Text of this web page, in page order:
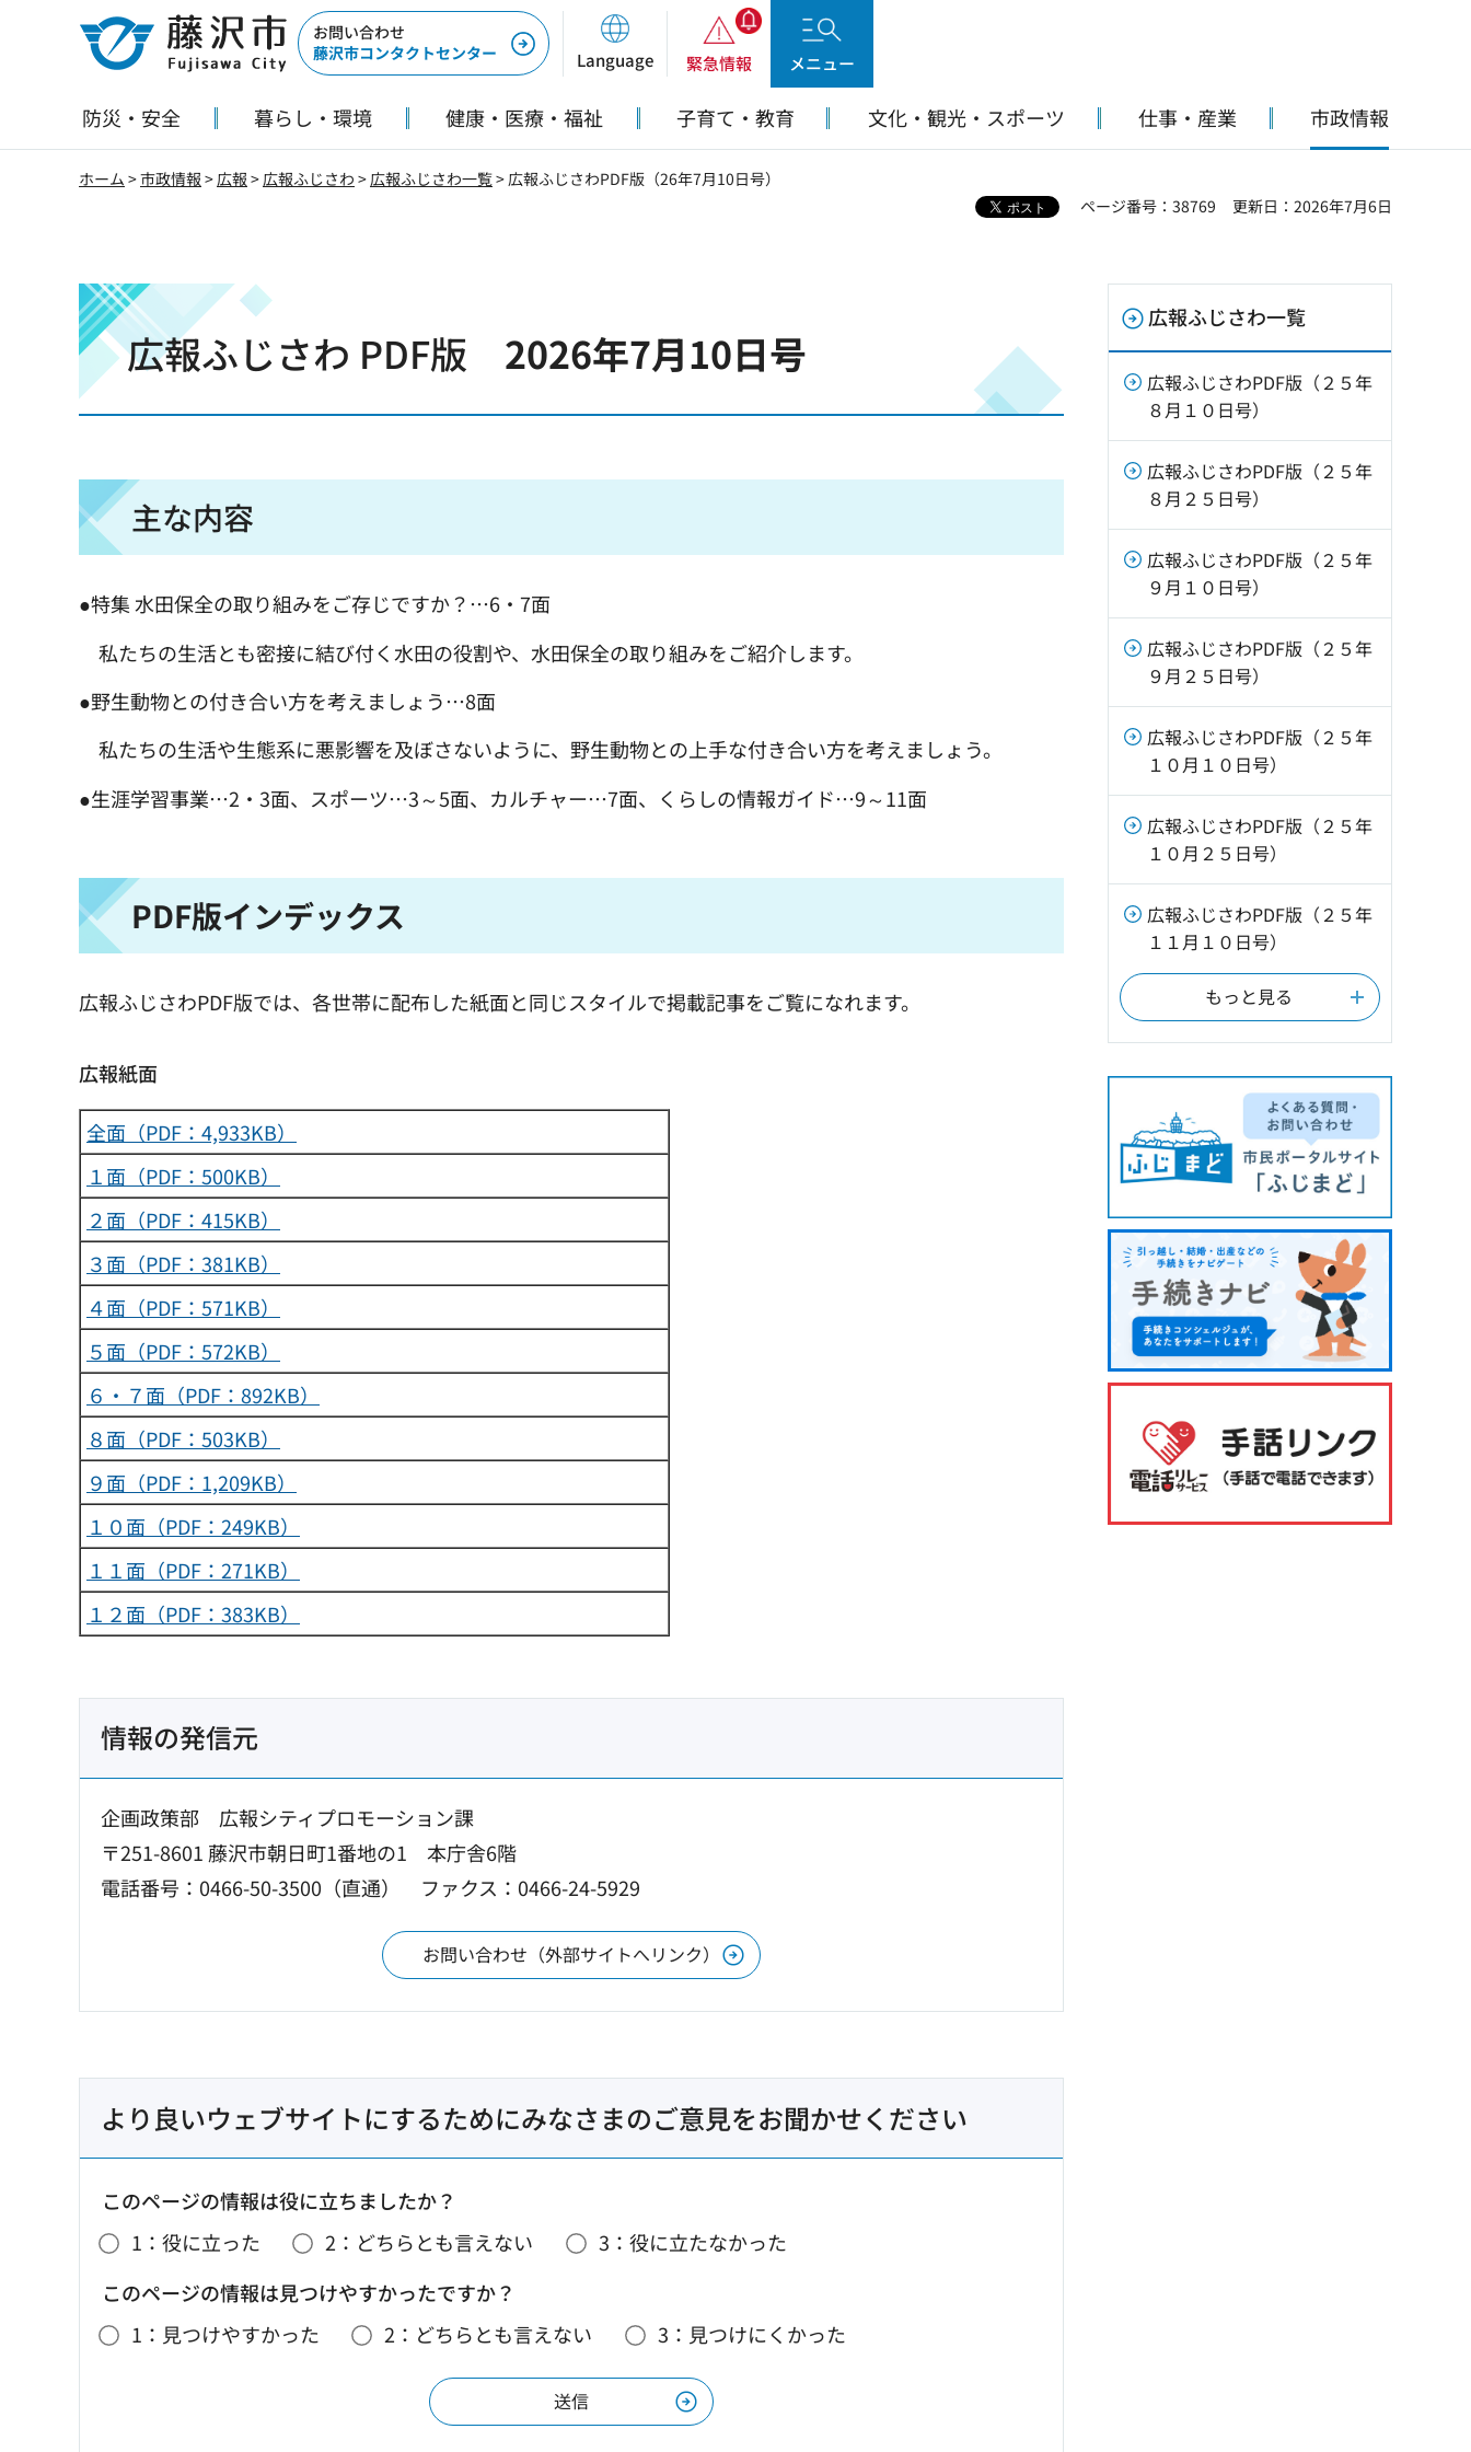
藤沢市
お問い合わせ
藤沢市コンタクトセンター
Language 緊急情報 メニュー
防災・安全 暮らし・環境 健康・医療・福祉 子育て・教育 文化・観光・スポーツ 仕事・産業 市政情報
ホーム >市政情報 >広報 >広報ふじさわ >広報ふじさわ一覧> 広報ふじさわPDF版（26年7月10日号）
ページ番号：38769
更新日：2026年7月6日
広報ふじさわ PDF版 2026年7月10日号
主な内容
●特集 水田保全の取り組みをご存じですか？…6・7面
私たちの生活とも密接に結び付く水田の役割や、水田保全の取り組みをご紹介します。
●野生動物との付き合い方を考えましょう…8面
私たちの生活や生態系に悪影響を及ぼさないように、野生動物との上手な付き合い方を考えましょう。
●生涯学習事業…2・3面、スポーツ…3～5面、カルチャー…7面、くらしの情報ガイド…9～11面
PDF版インデックス
広報ふじさわPDF版では、各世帯に配布した紙面と同じスタイルで掲載記事をご覧になれます。
広報紙面
全面（PDF：4,933KB）
１面（PDF：500KB）
２面（PDF：415KB）
３面（PDF：381KB）
４面（PDF：571KB）
５面（PDF：572KB）
６・７面（PDF：892KB）
８面（PDF：503KB）
９面（PDF：1,209KB）
１０面（PDF：249KB）
１１面（PDF：271KB）
１２面（PDF：383KB）
情報の発信元
企画政策部 広報シティプロモーション課
〒251-8601 藤沢市朝日町1番地の1 本庁舎6階
電話番号：0466-50-3500（直通）
ファクス：0466-24-5929
お問い合わせ（外部サイトへリンク）
より良いウェブサイトにするためにみなさまのご意見をお聞かせください
このページの情報は役に立ちましたか？
1：役に立った
2：どちらとも言えない
3：役に立たなかった
このページの情報は見つけやすかったですか？
1：見つけやすかった
2：どちらとも言えない 3：見つけにくかった
広報ふじさわ一覧
広報ふじさわPDF版（２５年
８月１０日号）
広報ふじさわPDF版（２５年
８月２５日号）
広報ふじさわPDF版（２５年
９月１０日号）
広報ふじさわPDF版（２５年
９月２５日号）
広報ふじさわPDF版（２５年
１０月１０日号）
広報ふじさわPDF版（２５年
１０月２５日号）
広報ふじさわPDF版（２５年
１１月１０日号）
もっと見る